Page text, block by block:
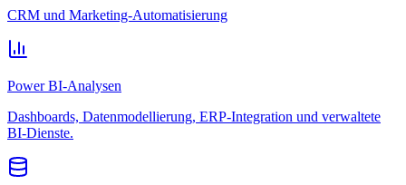
CRM und Marketing-Automatisierung
Power BI-Analysen
Dashboards, Datenmodellierung, ERP-Integration und verwaltete
BI-Dienste.